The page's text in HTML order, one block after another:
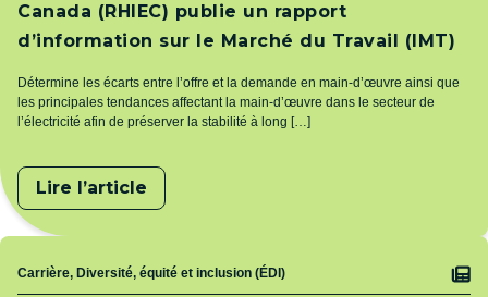
Canada (RHIEC) publie un rapport
d’information sur le Marché du Travail (IMT)
Détermine les écarts entre l’offre et la demande en main-d’œuvre ainsi que
les principales tendances affectant la main-d’œuvre dans le secteur de
l’électricité afin de préserver la stabilité à long […]
Lire l’article
Sujet
Carrière, Diversité, équité et inclusion (ÉDI)